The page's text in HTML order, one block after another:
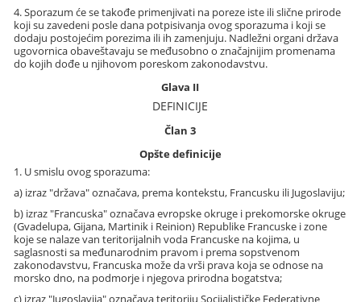
4. Sporazum će se takođe primenjivati na poreze iste ili slične prirode
koji su zavedeni posle dana potpisivanja ovog sporazuma i koji se
dodaju postojećim porezima ili ih zamenjuju. Nadležni organi država
ugovornica obaveštavaju se međusobno o značajnijim promenama
do kojih dođe u njihovom poreskom zakonodavstvu.
Glava II
DEFINICIJE
Član 3
Opšte definicije
1. U smislu ovog sporazuma:
a) izraz "država" označava, prema kontekstu, Francusku ili Jugoslaviju;
b) izraz "Francuska" označava evropske okruge i prekomorske okruge
(Gvadelupa, Gijana, Martinik i Reinion) Republike Francuske i zone
koje se nalaze van teritorijalnih voda Francuske na kojima, u
saglasnosti sa međunarodnim pravom i prema sopstvenom
zakonodavstvu, Francuska može da vrši prava koja se odnose na
morsko dno, na podmorje i njegova prirodna bogatstva;
c) izraz "Jugoslavija" označava teritoriju Socijalističke Federativne